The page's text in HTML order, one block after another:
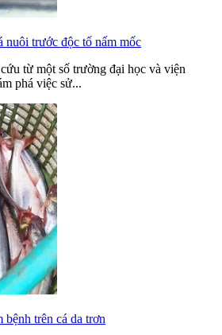
nuôi trước độc tố nấm mốc
từ một số trường đại học và viện
phá việc sử...
trên cá da trơn